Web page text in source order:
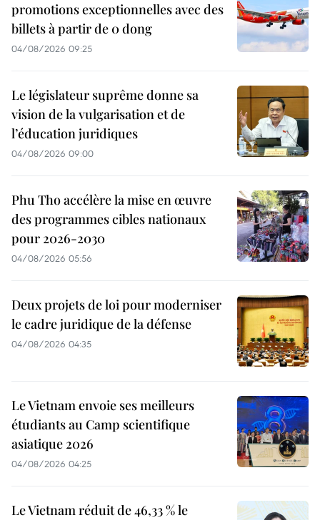
promotions exceptionnelles avec des
billets à partir de 0 dong
04/08/2026 09:25
Le législateur suprême donne sa
vision de la vulgarisation et de
l’éducation juridiques
04/08/2026 09:00
Phu Tho accélère la mise en œuvre
des programmes cibles nationaux
pour 2026-2030
04/08/2026 05:56
Deux projets de loi pour moderniser
le cadre juridique de la défense
04/08/2026 04:35
Le Vietnam envoie ses meilleurs
étudiants au Camp scientifique
asiatique 2026
04/08/2026 04:25
Le Vietnam réduit de 46,33 % le